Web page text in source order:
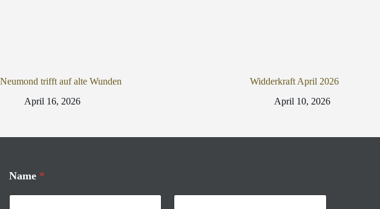
Neumond trifft auf alte Wunden
April 16, 2026
Widderkraft April 2026
April 10, 2026
Name *